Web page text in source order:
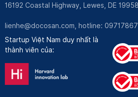
16192 Coastal Highway, Lewes, DE
lienhe@docosan.com , hotline:
Startup Việt Nam duy nhất là
thành viên của: